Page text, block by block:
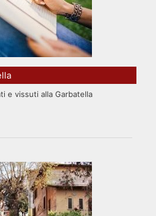
e vissuti alla Garbatella